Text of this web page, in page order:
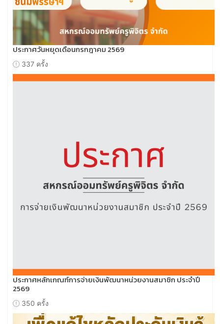
ประกาศวันหยุดเดือนกรกฎาคม 2569
337 ครั้ง
ประกาศหลักเกณฑ์การจ่ายเงินพัฒนาหน่วยงานสมาชิก ประจำปี
2569
350 ครั้ง